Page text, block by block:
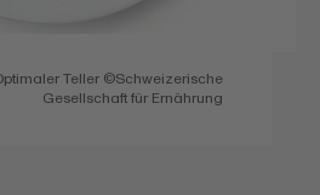
Teller ©Schweizerische
Gesellschaft für Ernährung